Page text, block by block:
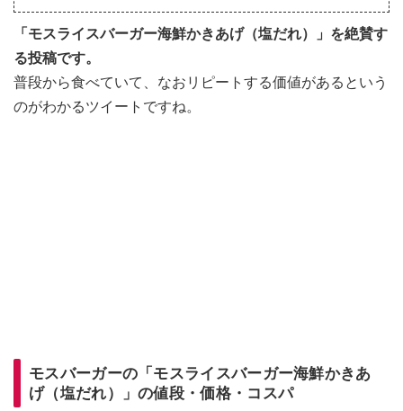
「モスライスバーガー海鮮かきあげ（塩だれ）」を絶賛す
る投稿です。
普段から食べていて、なおリピートする価値があるという
のがわかるツイートですね。
モスバーガーの「モスライスバーガー海鮮かきあ
げ（塩だれ）」の値段・価格・コスパ